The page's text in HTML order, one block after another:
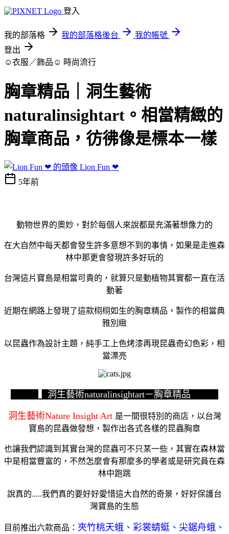
登入
我的部落格 我的部落格後台
我的帳號
登出
☺衣服／飾品☺ 時尚流行
胸章精品｜洞生藝術
naturalinsightart。相當精緻的
胸章商品，彷彿像是標本一樣
Lion Fun ❤
5年前
動物世界的奧妙，對於每個人來說都是充滿著想像力的
在大自然中每天都會發生許多意想不到的事情，如果是走進森
林中那更會發現許多好玩的
台灣這片寶島是相當可貴的，就算只是動植物其實都一直在活
動著
近期在網路上發現了這款栩栩如生的胸章精品，製作的相當典
雅別緻
以昆蟲作為設計主題，純手工上色烤漆再現昆蟲奇幻色彩，相
當漂亮
▍洞生藝術naturalinsightart－胸章精品
洞生藝術Nature Insight Art 是一間很特別的商店，以台灣
寶島的昆蟲做發想，製作出各式各樣的昆蟲胸章
也讓我們認識到其實台灣的昆蟲可不只某一些，其實在森林當
中是相當豐富的，不然怎麼會有那麼多的學者或是研究員在森
林中跑跳
說真的.....我們真的要好好愛惜這大自然的奇景，好好保護台
灣寶島的生態
目前推出六款商品： 夾竹桃天蛾、彩裳蜻蜓、尖鋸舟蛾、